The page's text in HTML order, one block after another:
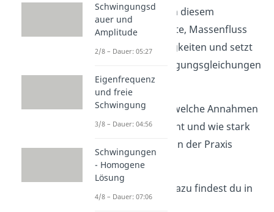
Du betrachtest in diesem
Themenfeld Kräfte, Massenfluss
und Geschwindigkeiten und setzt
sie in klare Bewegungsgleichungen
um.
So erkennst du, welche Annahmen
ein Modell braucht und wie stark
sie das Ergebnis in der Praxis
beeinflussen.
Weitere Videos dazu findest du in
Schwingungsd
auer und
Amplitude
2/8 – Dauer: 05:27
Eigenfrequenz
und freie
Schwingung
3/8 – Dauer: 04:56
Schwingungen
- Homogene
Lösung
4/8 – Dauer: 07:06